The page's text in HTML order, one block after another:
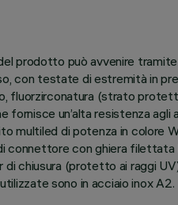
prodotto può avvenire
con testate di estremità in
fluorzirconatura (strato
un’alta resistenza agli
di potenza in colore
connettore con ghiera
chiusura (protetto ai raggi
sono in acciaio inox A2.